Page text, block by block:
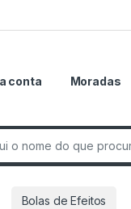
conta Moradas
Bolas de Efeitos